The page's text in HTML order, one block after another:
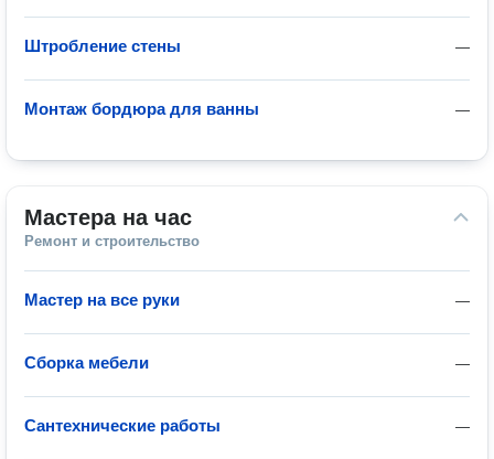
—
Штробление стены
—
Монтаж бордюра для ванны
Мастера на час
Ремонт и строительство
—
Мастер на все руки
—
Сборка мебели
—
Сантехнические работы